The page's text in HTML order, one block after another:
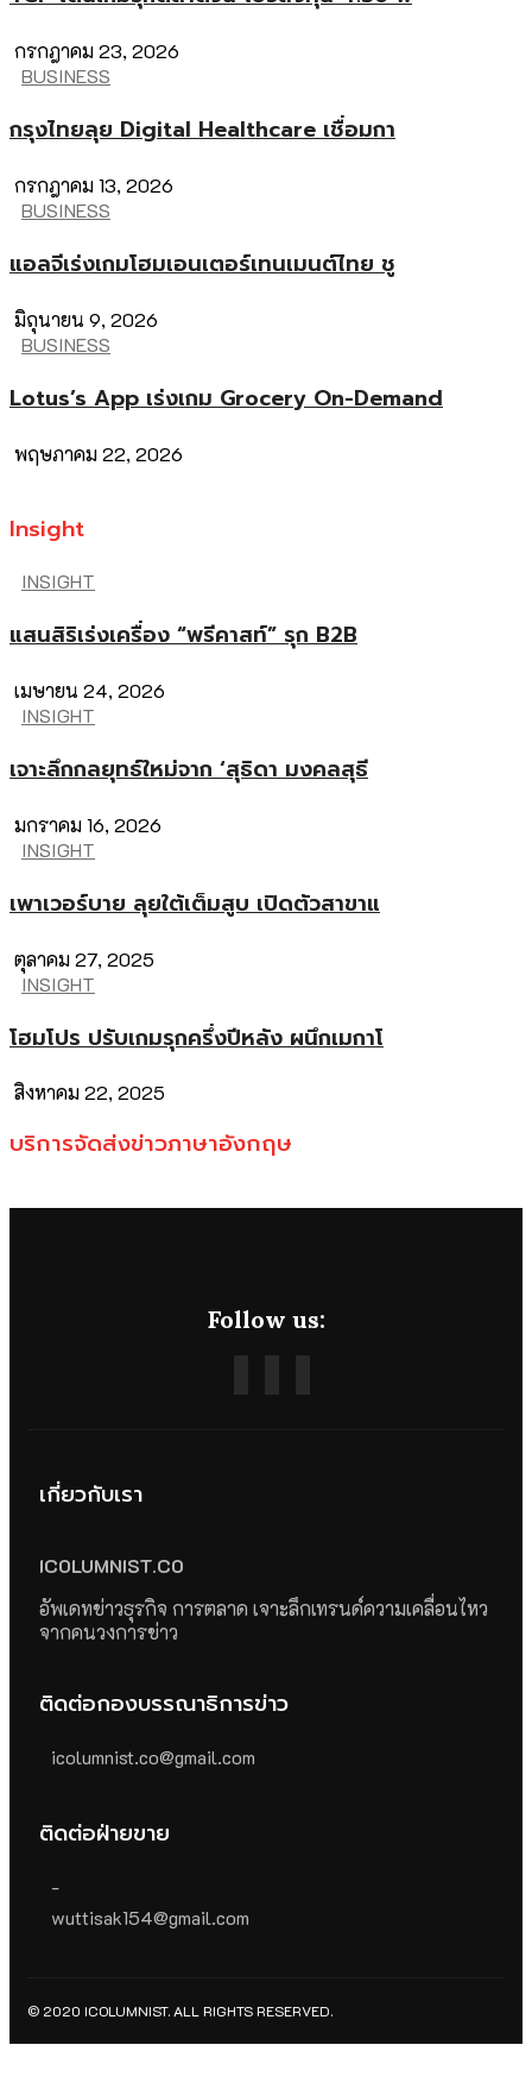
กรกฎาคม 23, 2026
BUSINESS
กรุงไทยลุย Digital Healthcare เชื่อมกา
กรกฎาคม 13, 2026
BUSINESS
แอลจีเร่งเกมโฮมเอนเตอร์เทนเมนต์ไทย ชู
มิถุนายน 9, 2026
BUSINESS
Lotus’s App เร่งเกม Grocery On-Demand
พฤษภาคม 22, 2026
Insight
INSIGHT
แสนสิริเร่งเครื่อง “พรีคาสท์” รุก B2B
เมษายน 24, 2026
INSIGHT
เจาะลึกกลยุทธ์ใหม่จาก ‘สุธิดา มงคลสุธี
มกราคม 16, 2026
INSIGHT
เพาเวอร์บาย ลุยใต้เต็มสูบ เปิดตัวสาขาแ
ตุลาคม 27, 2025
INSIGHT
โฮมโปร ปรับเกมรุกครึ่งปีหลัง ผนึกเมกาโ
สิงหาคม 22, 2025
บริการจัดส่งข่าวภาษาอังกฤษ
Follow us:
เกี่ยวกับเรา
ICOLUMNIST.CO
อัพเดทข่าวธุรกิจ การตลาด เจาะลึกเทรนด์ความเคลื่อนไหว
จากคนวงการข่าว
ติดต่อกองบรรณาธิการข่าว
icolumnist.co@gmail.com
ติดต่อฝ่ายขาย
-
wuttisak154@gmail.com
© 2020 ICOLUMNIST. ALL RIGHTS RESERVED.